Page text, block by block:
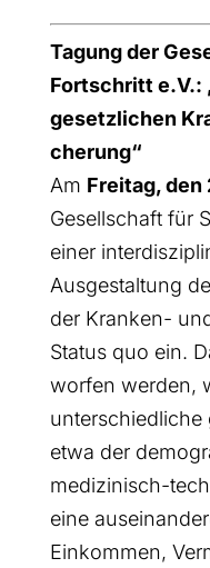
Tagung der
Fort­schritt e.V.:
gesetz­li­chen
che­rung“
Am Frei­tag, den
Gesell­schaft für
einer
Aus­ge­stal­tung
der Kran­ken-
Sta­tus quo ein.
wor­fen wer­den,
unter­schied­li­che
etwa der
medi­zi­nisch-
eine
Ein­kom­men,